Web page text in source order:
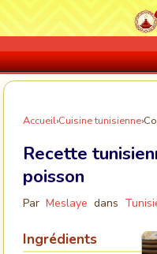
Accueil›Cuisine tunisienne›
Recette
poisson
Par Meslaye dans
Ingrédients